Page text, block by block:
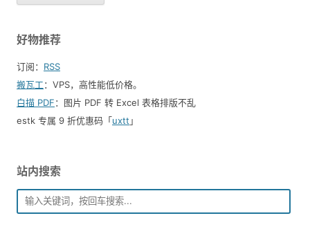
好物推荐
订阅： RSS
搬瓦工：VPS，高性能低价格。️
白描 PDF：图片 PDF 转 Excel 表格排版不乱
estk 专属 9 折优惠码「uxtt 」
站内搜索